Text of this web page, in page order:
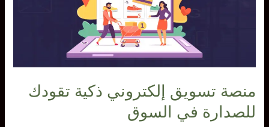
منصة تسويق إلكتروني ذكية تقودك
للصدارة في السوق